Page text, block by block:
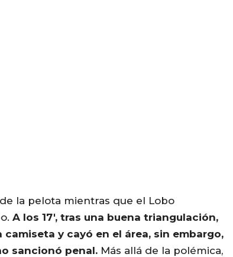
la pelota mientras que el Lobo
A los 17′, tras una buena triangulación,
y cayó en el área, sin embargo,
sancionó penal. Más allá de la polémica,